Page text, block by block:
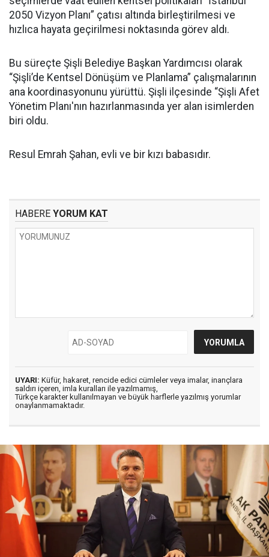
2050 Vizyon Planı” çatısı altında birleştirilmesi ve
hızlıca hayata geçirilmesi noktasında görev aldı.
Bu süreçte Şişli Belediye Başkan Yardımcısı olarak
“Şişli’de Kentsel Dönüşüm ve Planlama” çalışmalarının
ana koordinasyonunu yürüttü. Şişli ilçesinde “Şişli Afet
Yönetim Planı'nın hazırlanmasında yer alan isimlerden
biri oldu.
Resul Emrah Şahan, evli ve bir kızı babasıdır.
HABERE YORUM KAT
UYARI: Küfür, hakaret, rencide edici cümleler veya imalar, inançlara
saldırı içeren, imla kuralları ile yazılmamış,
Türkçe karakter kullanılmayan ve büyük harflerle yazılmış yorumlar
onaylanmamaktadır.